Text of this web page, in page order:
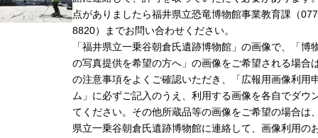
点がありましたら福井県立恐竜博物館事業教育課（
8820）までお問い合わせください。
「福井県立一乗谷朝倉氏遺跡博物館」の画像で、「博
の写真提供を希望の方へ」の画像をご希望される場合
の注意事項をよくご確認いただき、「広報用画像利用
ム」に必ずご記入のうえ、利用する画像を各自でダウ
てください。その他所蔵品等の画像をご希望の場合は
県立一乗谷朝倉氏遺跡博物館に連絡して、画像利用の